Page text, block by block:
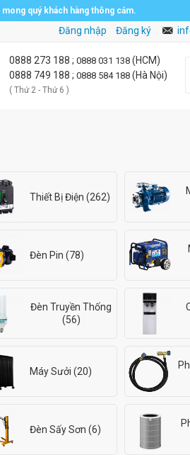
quý khách hàng thông cảm.
Đăng nhập Đăng ký
0888 273 188 ; 0888 031 138 (HCM)
0888 749 188 ; 0888 584 188 (Hà Nội)
( Thứ 2 - Thứ 6 )
Thiết Bị Điện (262)
Đèn Pin (78)
Đèn Truyền Thống
(56)
Máy Sưởi (20)
Đèn Sấy Sơn (6)